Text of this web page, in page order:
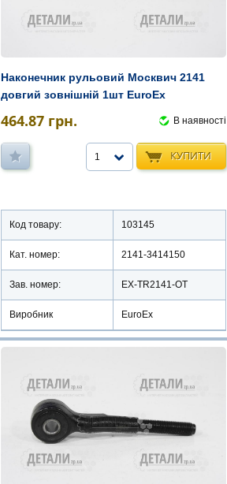
Наконечник рульовий Москвич 2141
довгий зовнішній 1шт EuroEx
464.87 грн. В наявності
КУПИТИ
1
Код товару: 103145
Кат. номер: 2141-3414150
Зав. номер: EX-TR2141-OT
Виробник EuroEx